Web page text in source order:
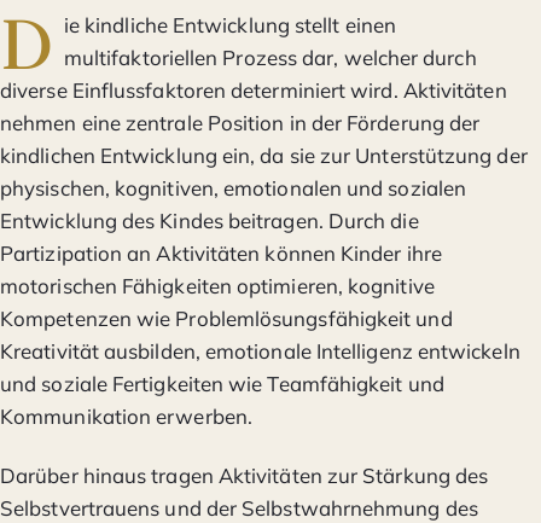
D ie kindliche Entwicklung stellt einen
multifaktoriellen Prozess dar, welcher durch
diverse Einflussfaktoren determiniert wird. Aktivitäten
nehmen eine zentrale Position in der Förderung der
kindlichen Entwicklung ein, da sie zur Unterstützung der
physischen, kognitiven, emotionalen und sozialen
Entwicklung des Kindes beitragen. Durch die
Partizipation an Aktivitäten können Kinder ihre
motorischen Fähigkeiten optimieren, kognitive
Kompetenzen wie Problemlösungsfähigkeit und
Kreativität ausbilden, emotionale Intelligenz entwickeln
und soziale Fertigkeiten wie Teamfähigkeit und
Kommunikation erwerben.
Darüber hinaus tragen Aktivitäten zur Stärkung des
Selbstvertrauens und der Selbstwahrnehmung des